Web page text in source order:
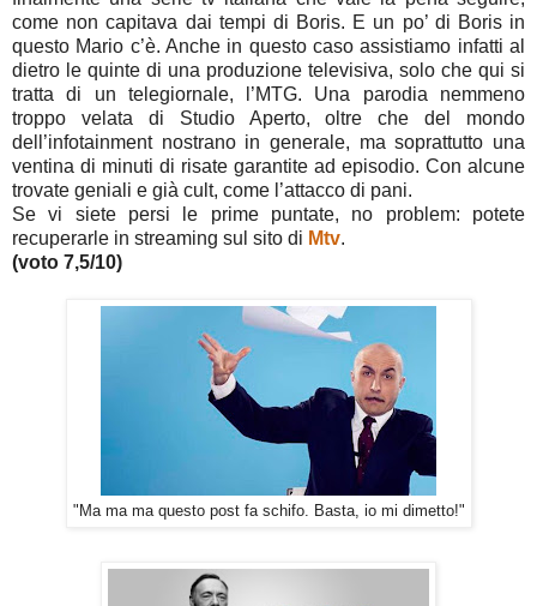
come non capitava dai tempi di Boris. E un po’ di Boris in
questo Mario c’è. Anche in questo caso assistiamo infatti al
dietro le quinte di una produzione televisiva, solo che qui si
tratta di un telegiornale, l’MTG. Una parodia nemmeno
troppo velata di Studio Aperto, oltre che del mondo
dell’infotainment nostrano in generale, ma soprattutto una
ventina di minuti di risate garantite ad episodio. Con alcune
trovate geniali e già cult, come l’attacco di pani.
Se vi siete persi le prime puntate, no problem: potete
recuperarle in streaming sul sito di Mtv.
(voto 7,5/10)
"Ma ma ma questo post fa schifo. Basta, io mi dimetto!"